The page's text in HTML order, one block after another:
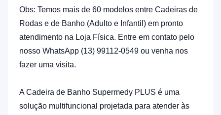
Obs: Temos mais de 60 modelos entre Cadeiras de
Rodas e de Banho (Adulto e Infantil) em pronto
atendimento na Loja Física. Entre em contato pelo
nosso WhatsApp (13) 99112-0549 ou venha nos
fazer uma visita.
A Cadeira de Banho Supermedy PLUS é uma
solução multifuncional projetada para atender às